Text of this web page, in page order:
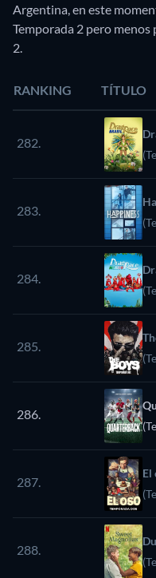
Argentina, en este
Temporada 2 pero menos
2.
RANKING TÍTULO
282.
283.
284.
285.
286.
287.
El
288.